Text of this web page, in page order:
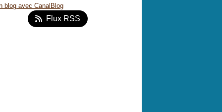
blog avec CanalBlog
Flux RSS